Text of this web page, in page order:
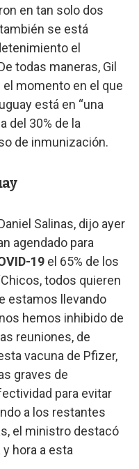
en tan solo dos
se está
el
todas maneras, Gil
momento en el que
está en “una
del 30% de la
de inmunización.
Salinas, dijo ayer
agendado para
19 el 65% de los
todos quieren
estamos llevando
hemos inhibido de
reuniones, de
vacuna de Pfizer,
graves de
para evitar
a los restantes
el ministro destacó
hora a esta